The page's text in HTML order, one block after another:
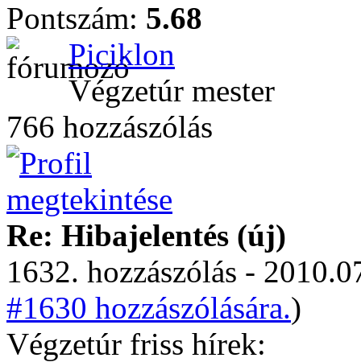
Pontszám: 5.68
Piciklon
Végzetúr mester
766 hozzászólás
Re: Hibajelentés (új)
1632. hozzászólás -
#1630 hozzászólására.)
Végzetúr friss hírek: